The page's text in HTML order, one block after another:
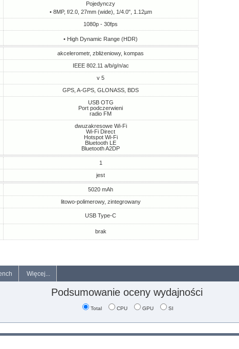
Pojedynczy
• 8MP, f/2.0, 27mm (wide), 1/4.0", 1.12µm
1080p - 30fps
• High Dynamic Range (HDR)
akcelerometr, zbliżeniowy, kompas
IEEE 802.11 a/b/g/n/ac
v 5
GPS, A-GPS, GLONASS, BDS
USB OTG
Port podczerwieni
radio FM
dwuzakresowe Wi-Fi
Wi-Fi Direct
Hotspot Wi-Fi
Bluetooth LE
Bluetooth A2DP
1
jest
5020 mAh
litowo-polimerowy, zintegrowany
USB Type-C
brak
Więcej...
Podsumowanie oceny wydajności
Total CPU GPU SI